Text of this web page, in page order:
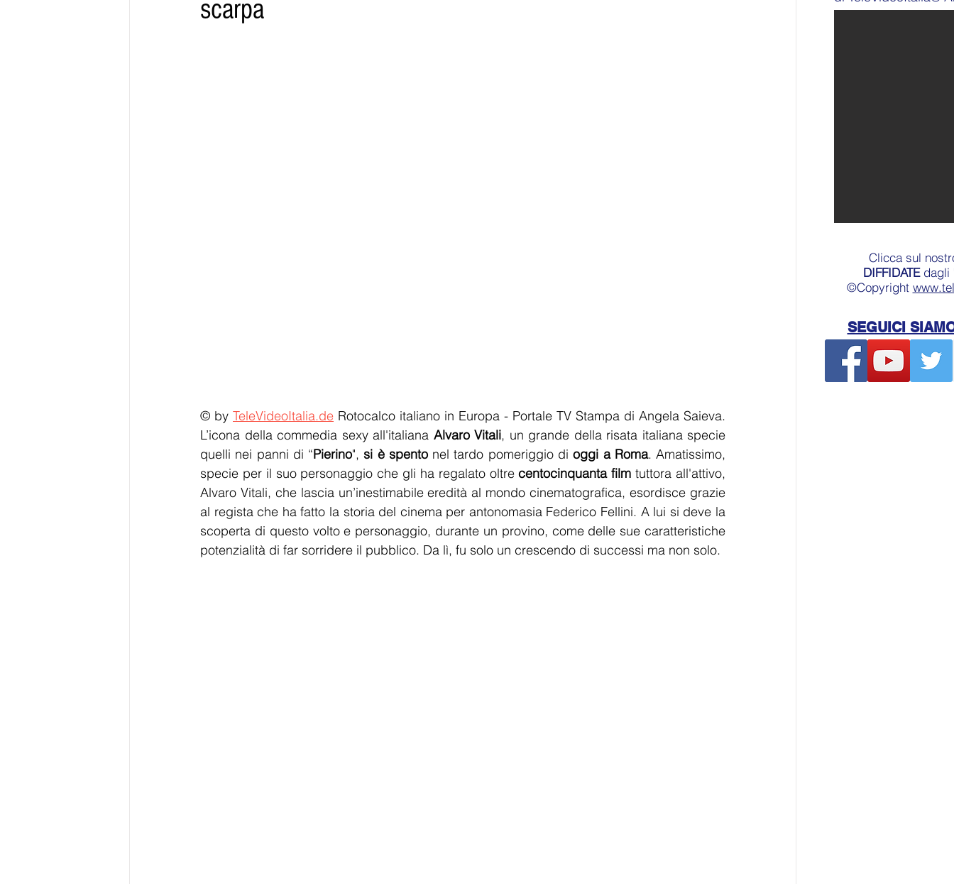
scarpa
© by TeleVideoItalia.de Rotocalco italiano in Europa - Portale TV Stampa di Angela Saieva.
L’icona della commedia sexy all'italiana Alvaro Vitali, un grande della risata italiana specie
quelli nei panni di “Pierino", si è spento nel tardo pomeriggio di oggi a Roma. Amatissimo,
specie per il suo personaggio che gli ha regalato oltre centocinquanta film tuttora all'attivo,
Alvaro Vitali, che lascia un’inestimabile eredità al mondo cinematografica, esordisce grazie
al regista che ha fatto la storia del cinema per antonomasia Federico Fellini. A lui si deve la
scoperta di questo volto e personaggio, durante un provino, come delle sue caratteristiche
potenzialità di far sorridere il pubblico. Da lì, fu solo un crescendo di successi ma non solo.
Clicca sul
DIFFIDATEdagli
©Copyright www.tel
SEGUICI